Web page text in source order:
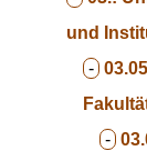
und
-
-